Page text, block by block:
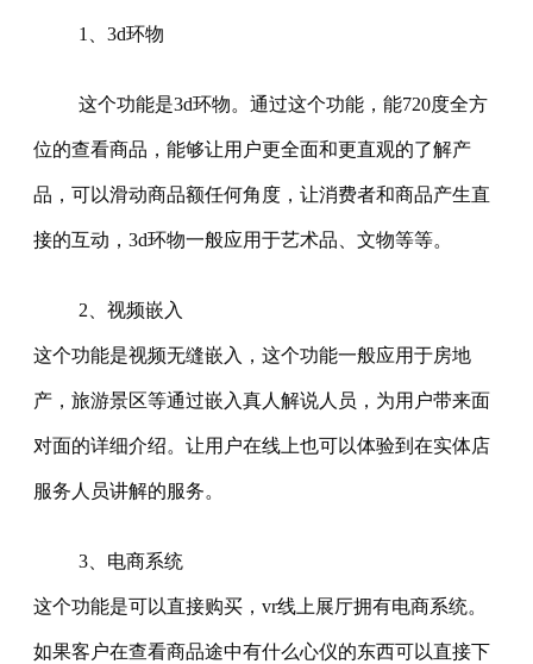
1、3d环物
这个功能是3d环物。通过这个功能，能720度全方
位的查看商品，能够让用户更全面和更直观的了解产
品，可以滑动商品额任何角度，让消费者和商品产生直
接的互动，3d环物一般应用于艺术品、文物等等。
2、视频嵌入
这个功能是视频无缝嵌入，这个功能一般应用于房地
产，旅游景区等通过嵌入真人解说人员，为用户带来面
对面的详细介绍。让用户在线上也可以体验到在实体店
服务人员讲解的服务。
3、电商系统
这个功能是可以直接购买，vr线上展厅拥有电商系统。
如果客户在查看商品途中有什么心仪的东西可以直接下